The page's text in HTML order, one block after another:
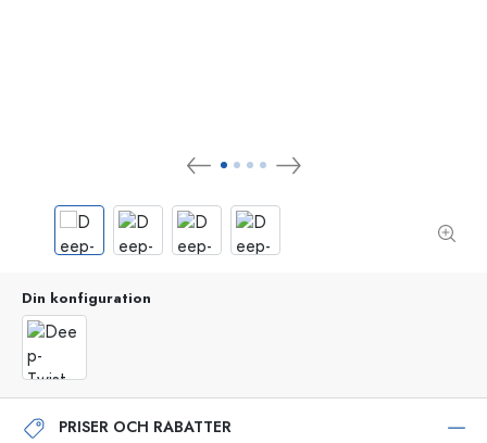
Din konfiguration
PRISER OCH RABATTER